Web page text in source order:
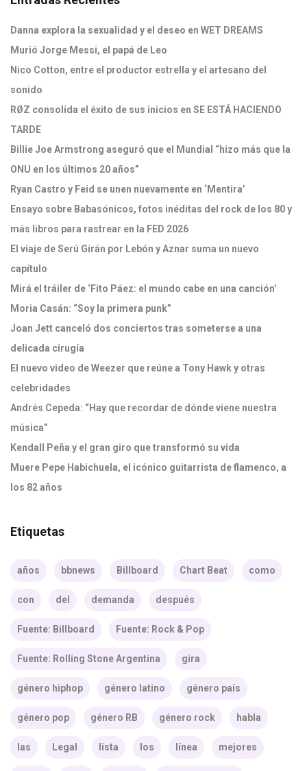
Danna explora la sexualidad y el deseo en WET DREAMS
Murió Jorge Messi, el papá de Leo
Nico Cotton, entre el productor estrella y el artesano del
sonido
RØZ consolida el éxito de sus inicios en SE ESTÁ HACIENDO
TARDE
Billie Joe Armstrong aseguró que el Mundial “hizo más que la
ONU en los últimos 20 años”
Ryan Castro y Feid se unen nuevamente en ‘Mentira’
Ensayo sobre Babasónicos, fotos inéditas del rock de los 80 y
más libros para rastrear en la FED 2026
El viaje de Serú Girán por Lebón y Aznar suma un nuevo
capítulo
Mirá el tráiler de ‘Fito Páez: el mundo cabe en una canción’
Moria Casán: “Soy la primera punk”
Joan Jett canceló dos conciertos tras someterse a una
delicada cirugía
El nuevo video de Weezer que reúne a Tony Hawk y otras
celebridades
Andrés Cepeda: “Hay que recordar de dónde viene nuestra
música”
Kendall Peña y el gran giro que transformó su vida
Muere Pepe Habichuela, el icónico guitarrista de flamenco, a
los 82 años
Etiquetas
años bbnews Billboard Chart Beat como
con del demanda después
Fuente: Billboard Fuente: Rock & Pop
Fuente: Rolling Stone Argentina gira
género hiphop género latino género país
género pop género RB género rock habla
las Legal lista los línea mejores